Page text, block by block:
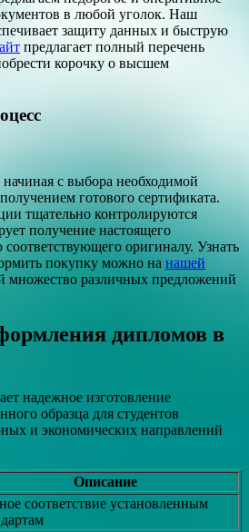
в любой уголок. Наш
защиту данных и быструю
предлагает полный перечень
корочку о высшем
с выбора необходимой
готового сертификата.
тщательно контролируются
получение настоящего
оригиналу. Узнать
покупку можно на нашей
множество различных предложений
дипломов в
надежное изготовление
образца для студентов
и экономических направлений
Описание
соответствие установленным